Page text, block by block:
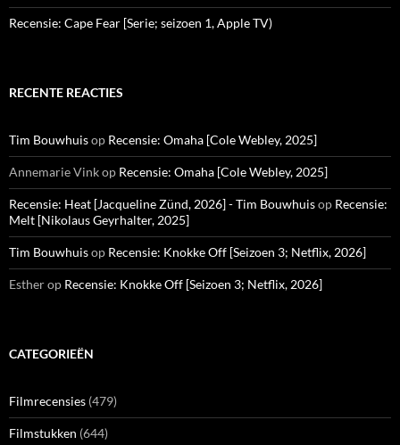
Recensie: Cape Fear [Serie; seizoen 1, Apple TV)
RECENTE REACTIES
Tim Bouwhuisop Recensie: Omaha [Cole Webley, 2025]
Annemarie Vinkop Recensie: Omaha [Cole Webley, 2025]
Recensie: Heat [Jacqueline Zünd, 2026] - Tim Bouwhuisop Recensie:
Melt [Nikolaus Geyrhalter, 2025]
Tim Bouwhuisop Recensie: Knokke Off [Seizoen 3; Netflix, 2026]
Estherop Recensie: Knokke Off [Seizoen 3; Netflix, 2026]
CATEGORIEËN
Filmrecensies (479)
Filmstukken (644)